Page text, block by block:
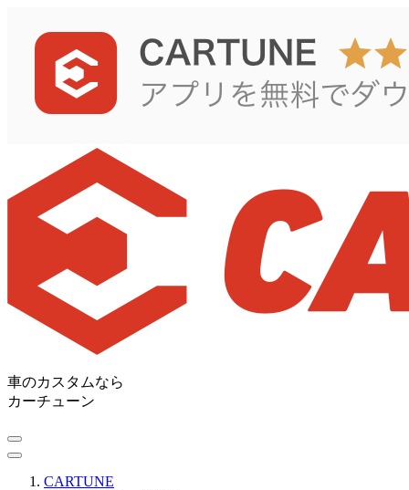
車のカスタムなら
カーチューン
CARTUNE